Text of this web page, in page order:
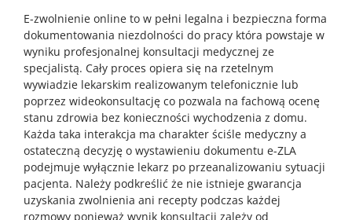
E-zwolnienie online to w pełni legalna i bezpieczna forma
dokumentowania niezdolności do pracy która powstaje w
wyniku profesjonalnej konsultacji medycznej ze
specjalistą. Cały proces opiera się na rzetelnym
wywiadzie lekarskim realizowanym telefonicznie lub
poprzez wideokonsultację co pozwala na fachową ocenę
stanu zdrowia bez konieczności wychodzenia z domu.
Każda taka interakcja ma charakter ściśle medyczny a
ostateczną decyzję o wystawieniu dokumentu e-ZLA
podejmuje wyłącznie lekarz po przeanalizowaniu sytuacji
pacjenta. Należy podkreślić że nie istnieje gwarancja
uzyskania zwolnienia ani recepty podczas każdej
rozmowy ponieważ wynik konsultacji zależy od